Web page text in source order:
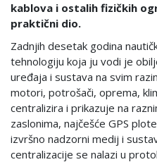
kablova i ostalih fizičkih
praktični dio.
Zadnjih desetak godina
tehnologiju koja ju vodi je
uređaja i sustava na svim
motori, potrošači, oprema,
centralizira i prikazuje na
zaslonima, najčešće GPS
izvršno nadzorni medij i
centralizacije se nalazi u